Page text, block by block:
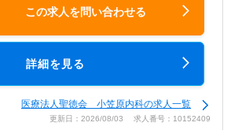
この求人を問い合わせる
詳細を見る
医療法人聖徳会 小笠原内科の求人一覧
更新日：2026/08/03 求人番号：10152409